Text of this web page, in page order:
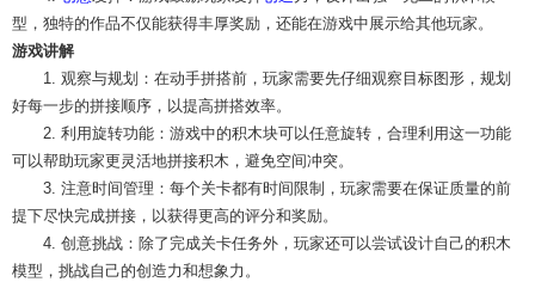
型，独特的作品不仅能获得丰厚奖励，还能在游戏中展示给其他玩家。
游戏讲解
1. 观察与规划：在动手拼搭前，玩家需要先仔细观察目标图形，规划
好每一步的拼接顺序，以提高拼搭效率。
2. 利用旋转功能：游戏中的积木块可以任意旋转，合理利用这一功能
可以帮助玩家更灵活地拼接积木，避免空间冲突。
3. 注意时间管理：每个关卡都有时间限制，玩家需要在保证质量的前
提下尽快完成拼接，以获得更高的评分和奖励。
4. 创意挑战：除了完成关卡任务外，玩家还可以尝试设计自己的积木
模型，挑战自己的创造力和想象力。